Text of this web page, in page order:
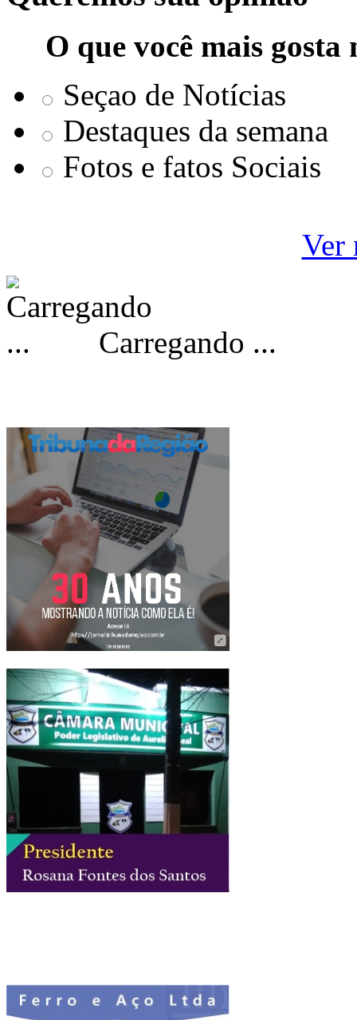
O que você mais
Seçao de Notícias
Destaques da semana
Fotos e fatos Sociais
Ver
Carregando ...